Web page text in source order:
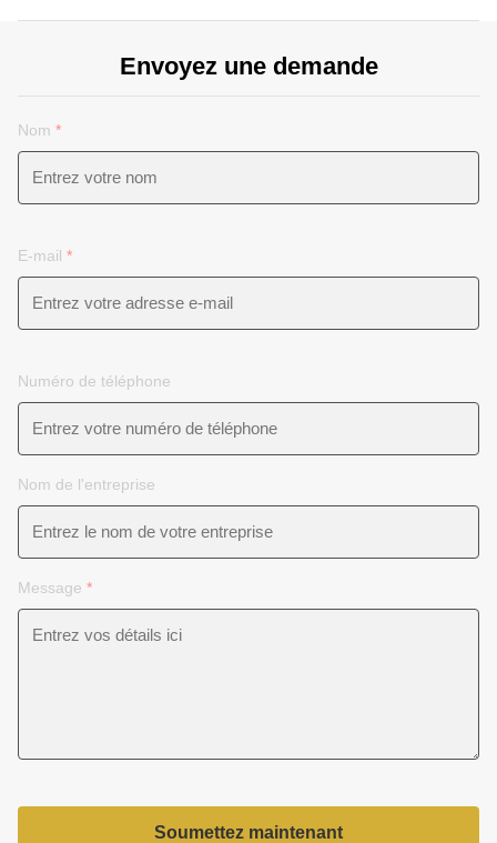
Envoyez une demande
Nom *
E-mail *
Numéro de téléphone
Nom de l'entreprise
Message *
Soumettez maintenant